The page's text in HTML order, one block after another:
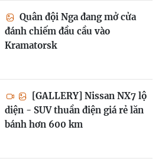
Quân đội Nga đang mở cửa
đánh chiếm đầu cầu vào
Kramatorsk
[GALLERY] Nissan NX7 lộ
diện - SUV thuần điện giá rẻ lăn
bánh hơn 600 km